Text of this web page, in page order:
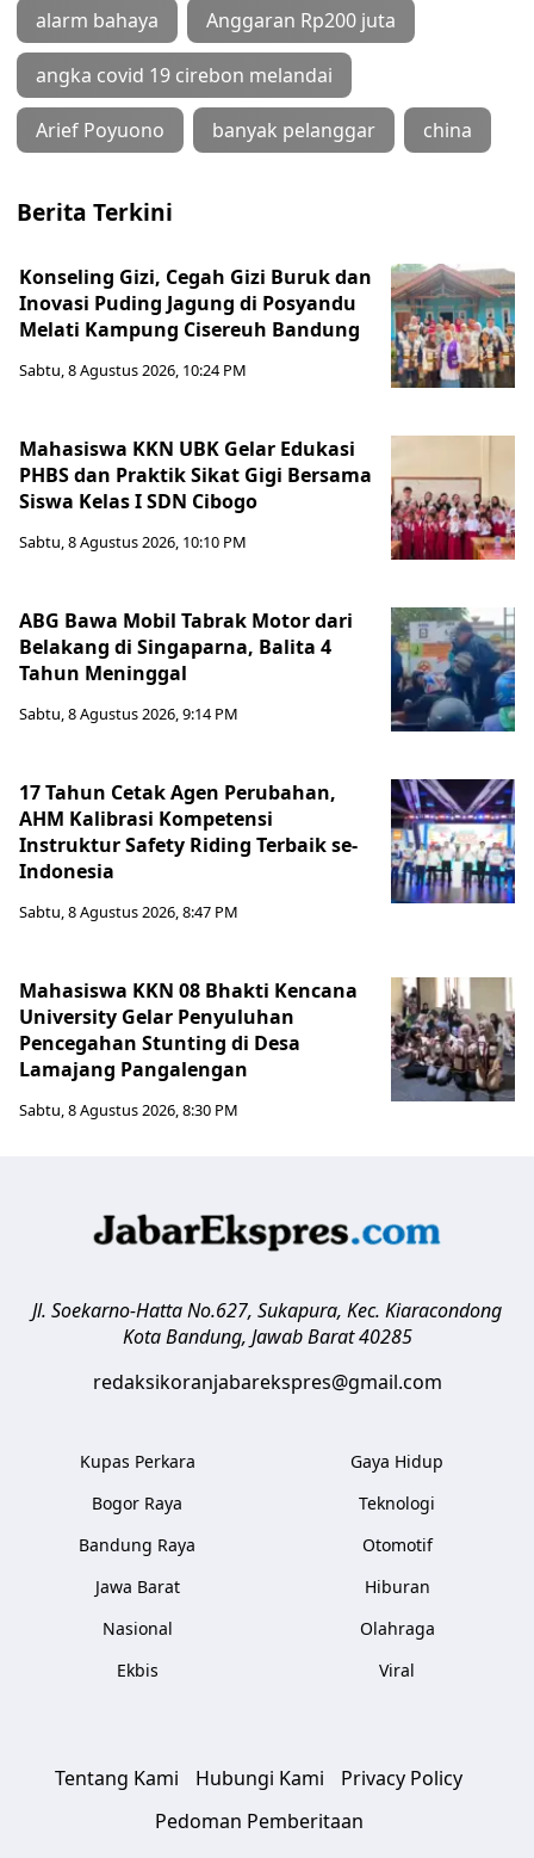
alarm bahaya Anggaran Rp200 juta
angka covid 19 cirebon melandai
Arief Poyuono banyak pelanggar china
Berita Terkini
Konseling Gizi, Cegah Gizi Buruk dan
Inovasi Puding Jagung di Posyandu
Melati Kampung Cisereuh Bandung
Sabtu, 8 Agustus 2026, 10:24 PM
Mahasiswa KKN UBK Gelar Edukasi
PHBS dan Praktik Sikat Gigi Bersama
Siswa Kelas I SDN Cibogo
Sabtu, 8 Agustus 2026, 10:10 PM
ABG Bawa Mobil Tabrak Motor dari
Belakang di Singaparna, Balita 4
Tahun Meninggal
Sabtu, 8 Agustus 2026, 9:14 PM
17 Tahun Cetak Agen Perubahan,
AHM Kalibrasi Kompetensi
Instruktur Safety Riding Terbaik se-
Indonesia
Sabtu, 8 Agustus 2026, 8:47 PM
Mahasiswa KKN 08 Bhakti Kencana
University Gelar Penyuluhan
Pencegahan Stunting di Desa
Lamajang Pangalengan
Sabtu, 8 Agustus 2026, 8:30 PM
Jl. Soekarno-Hatta No.627, Sukapura, Kec. Kiaracondong
Kota Bandung, Jawab Barat 40285
redaksikoranjabarekspres@gmail.com
Kupas Perkara
Bogor Raya
Bandung Raya
Jawa Barat
Nasional
Ekbis
Gaya Hidup
Teknologi
Otomotif
Hiburan
Olahraga
Viral
Tentang Kami Hubungi Kami
Privacy Policy
Pedoman Pemberitaan